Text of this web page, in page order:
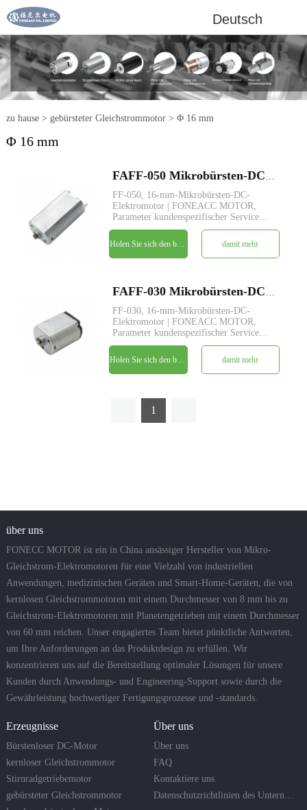
Deutsch
zu hause> gebürsteter Gleichstrommotor> Φ 16 mm
Φ 16 mm
FF-050, 16-mm-Mikrobürsten-DC-
Elektromotor | FONEACC MOTOR,
Parameter kundenspezifischer Service
verfügbar.
damit mehr
FF-030, 16-mm-Mikrobürsten-DC-
Elektromotor | FONEACC MOTOR,
Parameter kundenspezifischer Service
verfügbar.
damit mehr
1
über uns
FONECC MOTOR ist ein in China ansässiger Hersteller von Mikro-
Gleichstrom-Elektromotoren für eine Vielzahl von industriellen
Anwendungen, medizinischen Geräten und Smart-Home-Geräten, die von
kernlosen Gleichstrommotoren mit einem Durchmesser von 8 mm bis zu
Gleichstrom-Elektromotoren mit Planetengetrieben mit einem Durchmesser
von 60 mm reichen. Unser engagiertes Team bietet pünktliche Antworten,
um Ihre Anforderungen an das Produktdesign zu erfüllen. Wir
konzentrieren uns auf die Bereitstellung optimaler Lösungen für unsere
Kunden durch Anwendungs- und Engineering-Support sowie durch die
Gewährleistung hochwertiger Fertigungsprozesse und -standards.
Erzeugnisse
Bürstenloser DC-Motor
kernloser Gleichstrommotor
Stirnradgetriebemotor
gebürsteter Gleichstrommotor
Über uns
Über uns
FAQ
Kontaktiere uns